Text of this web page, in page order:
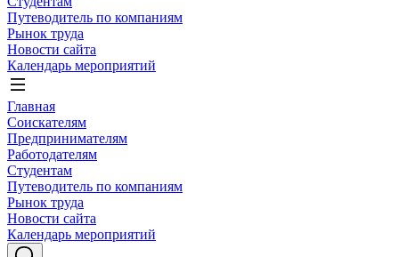
Путеводитель по компаниям
Рынок труда
Новости сайта
Календарь мероприятий
Главная
Соискателям
Предпринимателям
Работодателям
Студентам
Путеводитель по компаниям
Рынок труда
Новости сайта
Календарь мероприятий